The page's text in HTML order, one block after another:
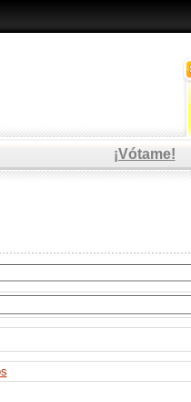
¡Vótame!